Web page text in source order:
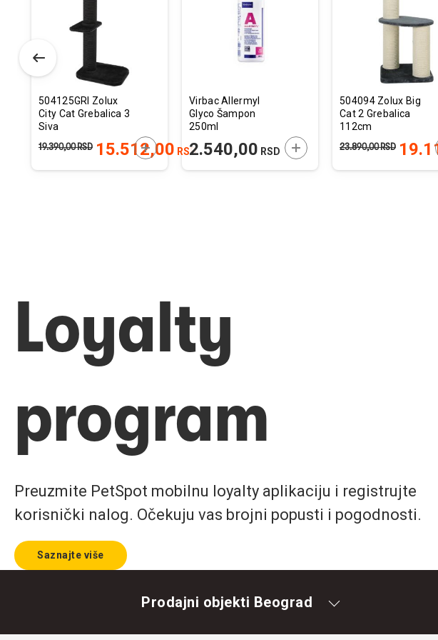
U KORPU
504125GRI Zolux
City Cat Grebalica 3
Siva
15.512,00 RSD
19.390,00RSD DODAJTE U KORPU
Virbac Allermyl
Glyco Šampon
250ml
2.540,00 RSD DODAJTE U KORPU
504094 Zolux Big
Cat 2 Grebalica
112cm
23.890,00RSD
Loyalty
program
Preuzmite PetSpot mobilnu loyalty aplikaciju i registrujte
korisnički nalog. Očekuju vas brojni popusti i pogodnosti.
Saznajte više
Prodajni objekti Beograd